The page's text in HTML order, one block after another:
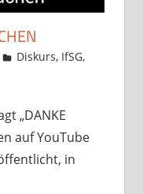
Diskurs, IfSG,
„DANKE
auf YouTube
in